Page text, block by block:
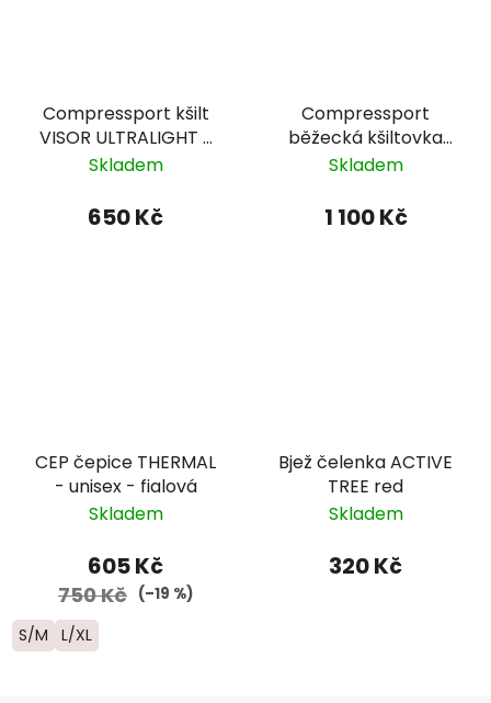
Compressport kšilt
VISOR ULTRALIGHT -
modrá
Skladem
650 Kč
Compressport
běžecká kšiltovka
PRO RACING CAP -
Skladem
1 100 Kč
CEP čepice THERMAL
- unisex - fialová
Skladem
605 Kč
750 Kč (–19 %)
S/M L/XL
Bjež čelenka ACTIVE
TREE red
Skladem
320 Kč